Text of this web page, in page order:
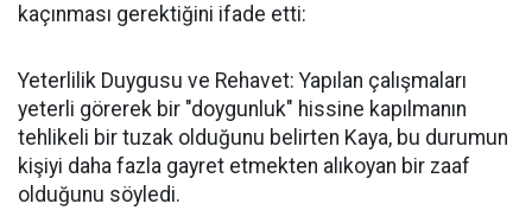
kaçınması gerektiğini ifade etti:
Yeterlilik Duygusu ve Rehavet: Yapılan çalışmaları
yeterli görerek bir "doygunluk" hissine kapılmanın
tehlikeli bir tuzak olduğunu belirten Kaya, bu durumun
kişiyi daha fazla gayret etmekten alıkoyan bir zaaf
olduğunu söyledi.